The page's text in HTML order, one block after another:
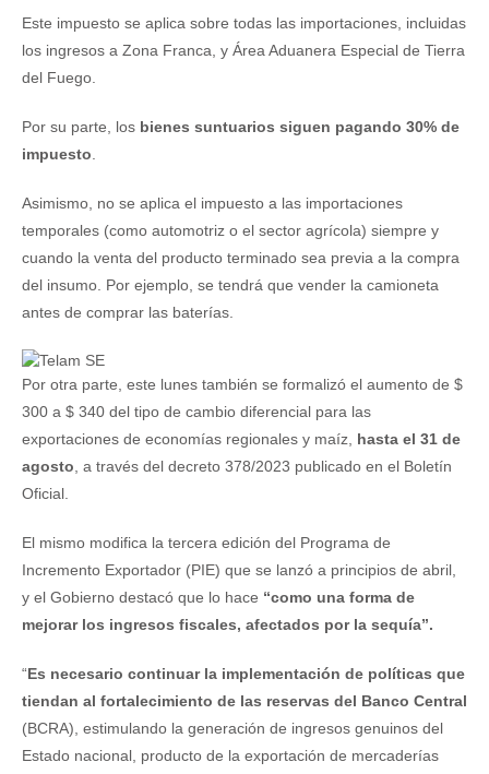
Este impuesto se aplica sobre todas las importaciones, incluidas
los ingresos a Zona Franca, y Área Aduanera Especial de Tierra
del Fuego.
Por su parte, los bienes suntuarios siguen pagando 30% de
impuesto
Asimismo, no se aplica el impuesto a las importaciones
temporales (como automotriz o el sector agrícola) siempre y
cuando la venta del producto terminado sea previa a la compra
del insumo. Por ejemplo, se tendrá que vender la camioneta
antes de comprar las baterías.
Por otra parte, este lunes también se formalizó el aumento de $
300 a $ 340 del tipo de cambio diferencial para las
exportaciones de economías regionales y maíz, hasta el 31 de
agosto, a través del decreto 378/2023 publicado en el Boletín
Oficial.
El mismo modifica la tercera edición del Programa de
Incremento Exportador (PIE) que se lanzó a principios de abril,
y el Gobierno destacó que lo hace “como una forma de
mejorar los ingresos fiscales, afectados por la sequía”.
“Es necesario continuar la implementación de políticas que
tiendan al fortalecimiento de las reservas del Banco Central
(BCRA), estimulando la generación de ingresos genuinos del
Estado nacional, producto de la exportación de mercaderías